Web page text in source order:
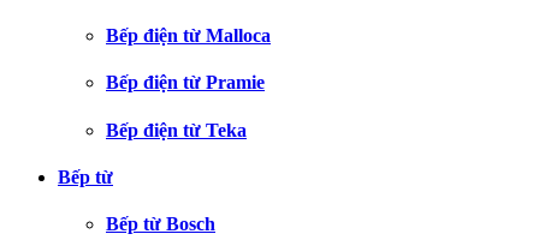
Bếp điện từ Malloca
Bếp điện từ Pramie
Bếp điện từ Teka
Bếp từ
Bếp từ Bosch